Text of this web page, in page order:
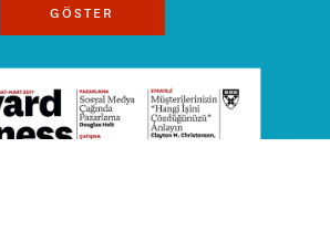
GÖSTER